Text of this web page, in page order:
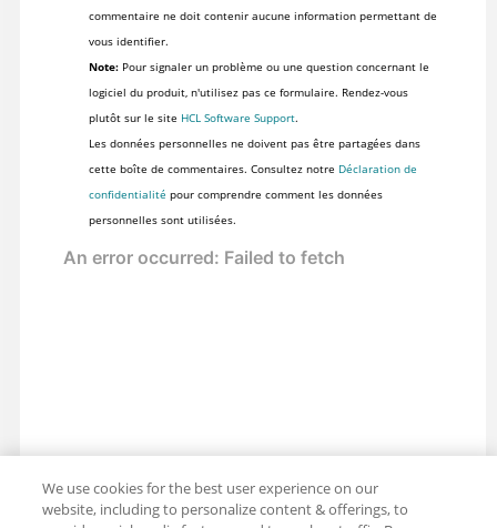
commentaire ne doit contenir aucune information permettant de
vous identifier.
Note:Pour signaler un problème ou une question concernant le
logiciel du produit, n'utilisez pas ce formulaire. Rendez-vous
plutôt sur le site HCL Software Support.
Les données personnelles ne doivent pas être partagées dans
cette boîte de commentaires. Consultez notre Déclaration de
confidentialité pour comprendre comment les données
personnelles sont utilisées.
We use cookies for the best user experience on our
website, including to personalize content & offerings, to